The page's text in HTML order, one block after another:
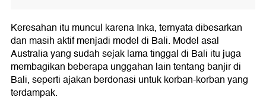
Keresahan itu muncul karena Inka, ternyata dibesarkan
dan masih aktif menjadi model di Bali. Model asal
Australia yang sudah sejak lama tinggal di Bali itu juga
membagikan beberapa unggahan lain tentang banjir di
Bali, seperti ajakan berdonasi untuk korban-korban yang
terdampak.